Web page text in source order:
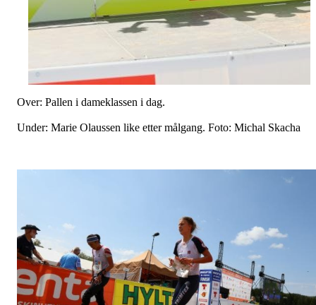
Over: Pallen i dameklassen i dag.
Under: Marie Olaussen like etter målgang. Foto: Michal Skacha